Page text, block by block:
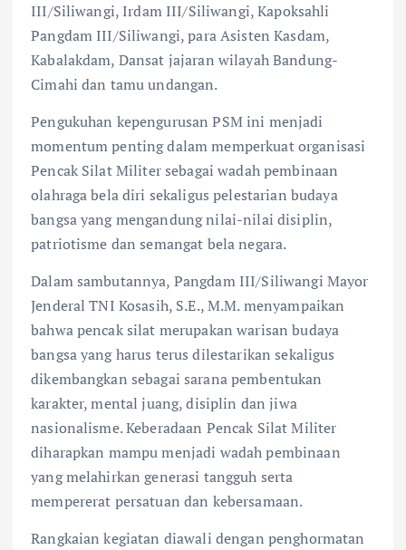
III/Siliwangi, Irdam III/Siliwangi, Kapoksahli
Pangdam III/Siliwangi, para Asisten Kasdam,
Kabalakdam, Dansat jajaran wilayah Bandung-
Cimahi dan tamu undangan.
Pengukuhan kepengurusan PSM ini menjadi
momentum penting dalam memperkuat organisasi
Pencak Silat Militer sebagai wadah pembinaan
olahraga bela diri sekaligus pelestarian budaya
bangsa yang mengandung nilai-nilai disiplin,
patriotisme dan semangat bela negara.
Dalam sambutannya, Pangdam III/Siliwangi Mayor
Jenderal TNI Kosasih, S.E., M.M. menyampaikan
bahwa pencak silat merupakan warisan budaya
bangsa yang harus terus dilestarikan sekaligus
dikembangkan sebagai sarana pembentukan
karakter, mental juang, disiplin dan jiwa
nasionalisme. Keberadaan Pencak Silat Militer
diharapkan mampu menjadi wadah pembinaan
yang melahirkan generasi tangguh serta
mempererat persatuan dan kebersamaan.
Rangkaian kegiatan diawali dengan penghormatan